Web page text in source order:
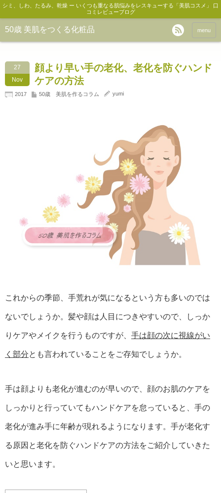
シミ、しわ、たるみ、乾燥 ー いくつも重なる肌悩みをレスキューする「美肌コスメ」 口
コミレビューブログ
50歳 美肌をつくる化粧品 menu
27
Nov
顔より早い手の老化、老化を防ぐハンド
ケアの方法
2017 50歳 美肌を作るコラム yumi
これからの季節、手荒れが気になるという方も多いのでは
ないでしょうか。髪や顔は人目につきやすいので、しっか
りケアやメイクを行うものですが、 手は顔の次に視線がい
く部分とも言われていることをご存知でしょうか。
手は顔よりも老化が進むのが早いので、顔のお肌のケアを
しっかりと行っていてもハンドケアを怠っていると、手の
老化が進み手に年齢が現れるようになります。手が老化す
る原因と老化を防ぐハンドケアの方法をご紹介していきた
いと思います。